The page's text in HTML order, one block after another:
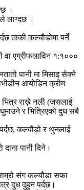
।
लाग्दछ ।
ताकी कल्चौडोमा पर्ने
वा एग्रीफलाविन १:१०००
पानी मा मिसाइ सेक्ने
आयोडिन क्रीम
राख्ने नली (जसलाई
र भित्रिएको दुध सबै
कल्चौड़ो र थुनलाई
पानी दिने।
संग कल्चौडा सफा
दुध दुहुन पर्दछ।